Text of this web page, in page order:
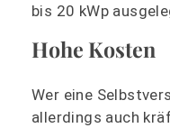
bis 20 kWp
Hohe Kosten
Wer eine
allerdings auch